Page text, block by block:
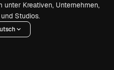
unter Kreativen, Unternehmen,
Studios.